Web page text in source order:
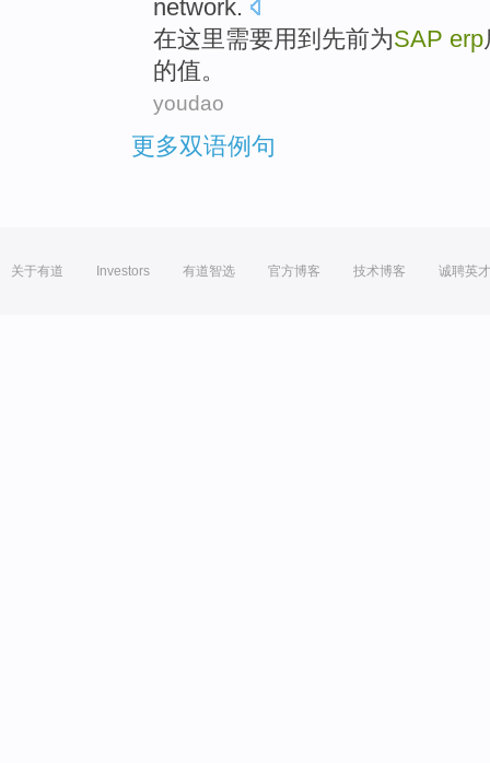
network.
在这里需要用到 先前为SAP erp
的值。
youdao
更多双语例句
关于有道 Investors 有道智选 官方博客 技术博客 诚聘英才